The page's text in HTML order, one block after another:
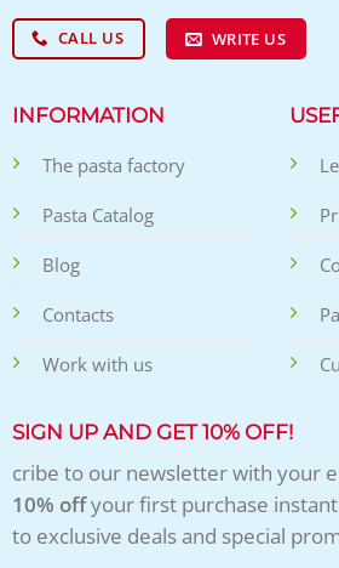
CALL US WRITE US
INFORMATION
The pasta factory
Pasta Catalog
Blog
Contacts
Work with us
SIGN UP AND GET 10% OFF!
cribe to our newsletter with your
10% offyour first purchase
to exclusive deals and special